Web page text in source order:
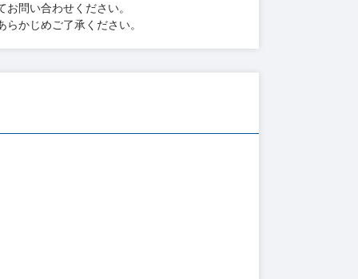
問い合わせください。
かじめご了承ください。